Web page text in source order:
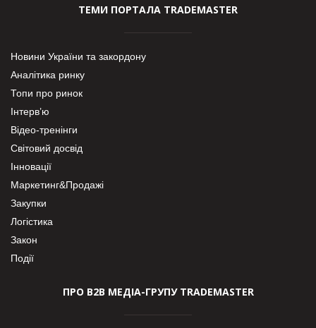
ТЕМИ ПОРТАЛА TRADEMASTER
Новини України та закордону
Аналітика ринку
Топи про ринок
Інтерв’ю
Відео-тренінги
Світовий досвід
Інновації
Маркетинг&Продажі
Закупки
Логістика
Закон
Події
ПРО В2В МЕДІА-ГРУПУ TRADEMASTER